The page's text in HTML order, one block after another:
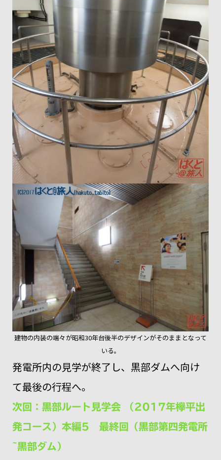
建物の内装の端々が昭和30年台後半のデザインがそのままとなって
いる。
発電所内の見学が終了し、黒部ダムへ向け
て最後の行程へ。
次回：黒部ルート見学会 （2017年欅平出
発コース）本編5 最終回（黒部第四発電所
~黒部ダム）